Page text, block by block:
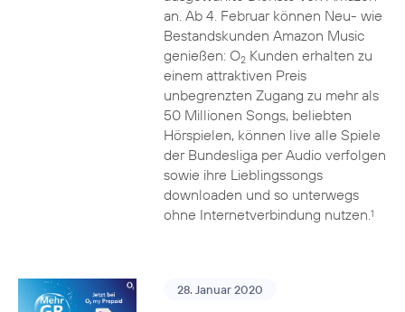
an. Ab 4. Februar können Neu- wie
Bestandskunden Amazon Music
genießen: O2Kunden erhalten zu
einem attraktiven Preis
unbegrenzten Zugang zu mehr als
50 Millionen Songs, beliebten
Hörspielen, können live alle Spiele
der Bundesliga per Audio verfolgen
sowie ihre Lieblingssongs
downloaden und so unterwegs
ohne Internetverbindung nutzen.1
28. Januar 2020